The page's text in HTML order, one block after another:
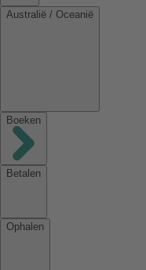
Australië / Oceanië
Boeken
Betalen
Ophalen